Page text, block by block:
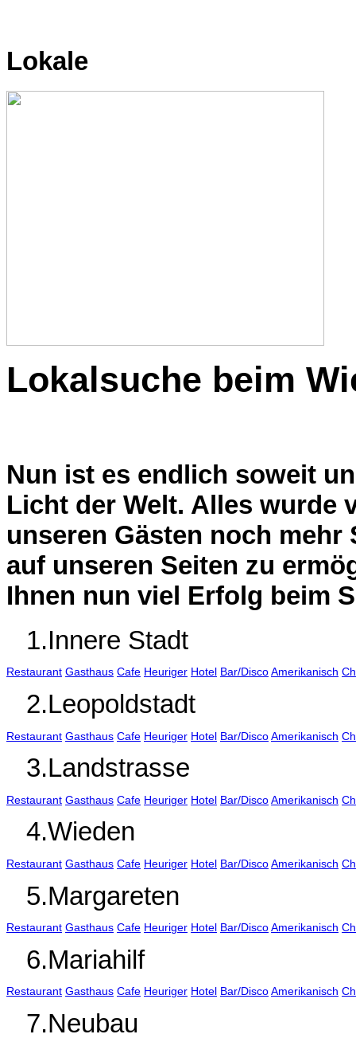
Lokale
Lokalsuche beim
Nun ist es endlich soweit
Licht der Welt. Alles wurde
unseren Gästen noch
auf unseren Seiten zu
Ihnen nun viel Erfolg beim
1.Innere Stadt
Restaurant Gasthaus Cafe Heuriger Hotel Bar/Disco Amerikanisch
2.Leopoldstadt
Restaurant Gasthaus Cafe Heuriger Hotel Bar/Disco Amerikanisch
3.Landstrasse
Restaurant Gasthaus Cafe Heuriger Hotel Bar/Disco Amerikanisch
4.Wieden
Restaurant Gasthaus Cafe Heuriger Hotel Bar/Disco Amerikanisch
5.Margareten
Restaurant Gasthaus Cafe Heuriger Hotel Bar/Disco Amerikanisch
6.Mariahilf
Restaurant Gasthaus Cafe Heuriger Hotel Bar/Disco Amerikanisch
7.Neubau